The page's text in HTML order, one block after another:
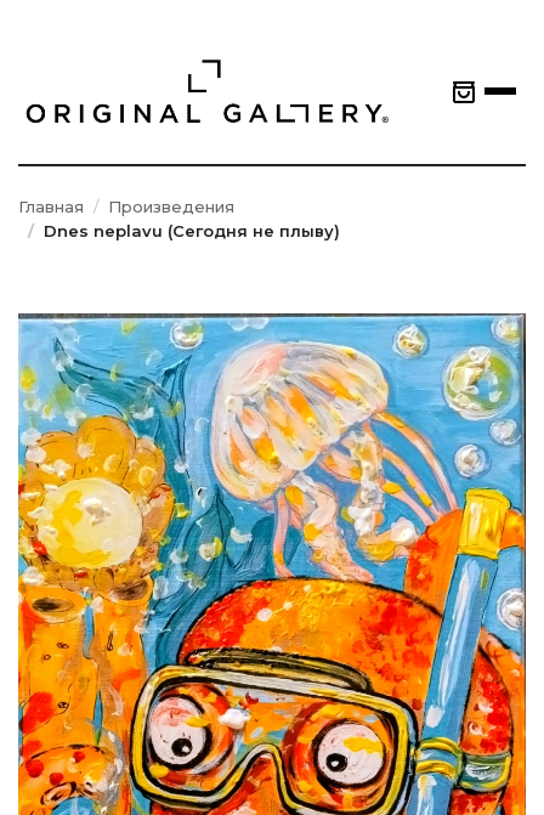
Главная
Произведения
Dnes neplavu (Сегодня не плыву)